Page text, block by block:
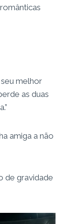
melhor
as duas
amiga a não
de gravidade